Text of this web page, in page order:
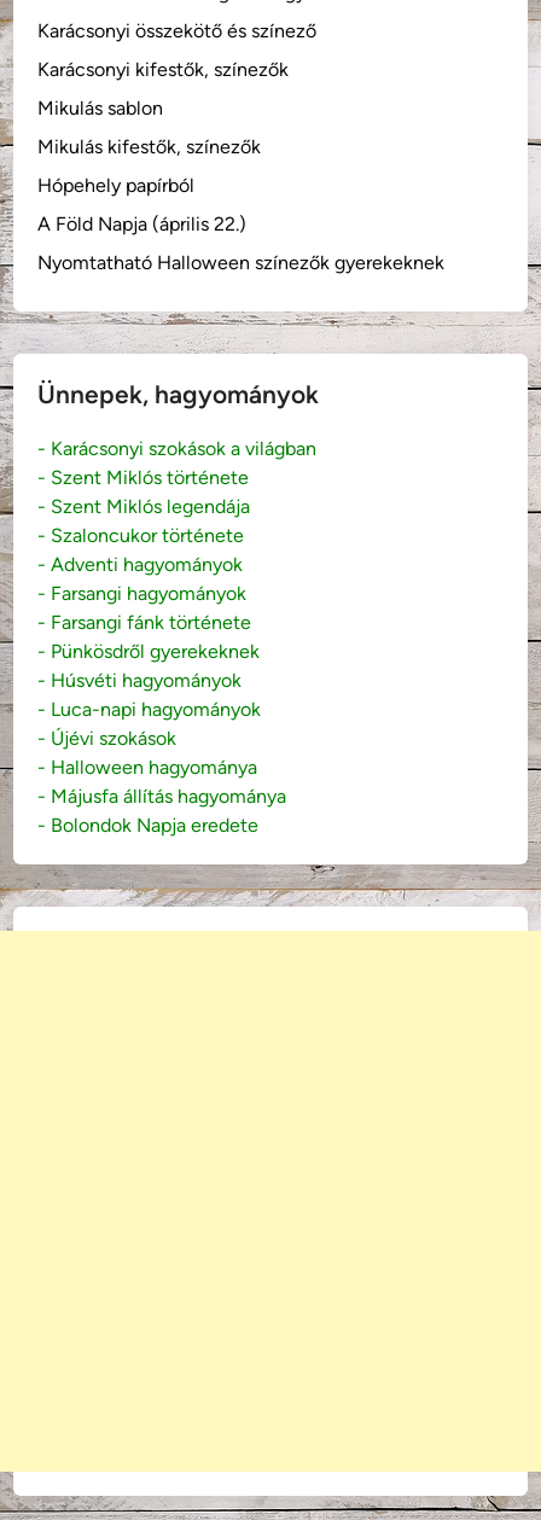
Karácsonyi összekötő és színező
Karácsonyi kifestők, színezők
Mikulás sablon
Mikulás kifestők, színezők
Hópehely papírból
A Föld Napja (április 22.)
Nyomtatható Halloween színezők gyerekeknek
Ünnepek, hagyományok
- Karácsonyi szokások a világban
- Szent Miklós története
- Szent Miklós legendája
- Szaloncukor története
- Adventi hagyományok
- Farsangi hagyományok
- Farsangi fánk története
- Pünkösdről gyerekeknek
- Húsvéti hagyományok
- Luca-napi hagyományok
- Újévi szokások
- Halloween hagyománya
- Májusfa állítás hagyománya
- Bolondok Napja eredete